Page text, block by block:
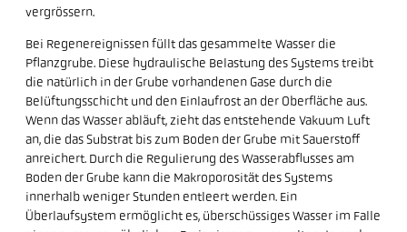
vergrössern.
Bei Regenereignissen füllt das gesammelte Wasser die
Pflanzgrube. Diese hydraulische Belastung des Systems treibt
die natürlich in der Grube vorhandenen Gase durch die
Belüftungsschicht und den Einlaufrost an der Oberfläche aus.
Wenn das Wasser abläuft, zieht das entstehende Vakuum Luft
an, die das Substrat bis zum Boden der Grube mit Sauerstoff
anreichert. Durch die Regulierung des Wasserabflusses am
Boden der Grube kann die Makroporosität des Systems
innerhalb weniger Stunden entleert werden. Ein
Überlaufsystem ermöglicht es, überschüssiges Wasser im Falle